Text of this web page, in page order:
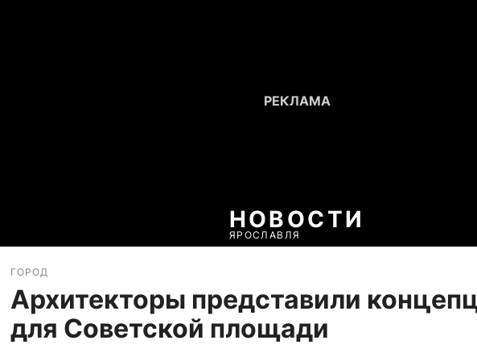
НОВОСТИ
ЯРОСЛАВЛЯ
ГОРОД
Архитекторы представили
для Советской площади